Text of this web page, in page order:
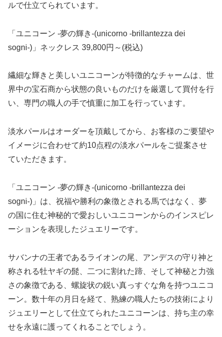
ルで仕立てられています。
「ユニコーン -夢の輝き-(unicorno -brillantezza dei
sogni-)」ネックレス 39,800円～(税込)
繊細な輝きと美しいユニコーンが特徴的なチャームは、世
界中の宝石商から状態の良いものだけを厳選して買付を行
い、専門の職人の手で慎重に加工を行っています。
淡水パールはオーダーを頂戴してから、お客様のご要望や
イメージに合わせて約10点程の淡水パールをご提案させ
ていただきます。
「ユニコーン -夢の輝き-(unicorno -brillantezza dei
sogni-)」は、祝福や勝利の象徴とされる馬ではなく、夢
の国に住む神秘的で愛おしいユニコーンからのインスピレ
ーションを表現したジュエリーです。
サバンナの王者であるライオンの尾、アンデスの守り神と
称される牡ヤギの髭、二つに割れた蹄、そして神秘と力強
さの象徴である、螺旋状の鋭い真っすぐな角を持つユニコ
ーン。数十年の月日を経て、熟練の職人たちの技術により
ジュエリーとして仕立てられたユニコーンは、持ち主の幸
せを永遠に護ってくれることでしょう。